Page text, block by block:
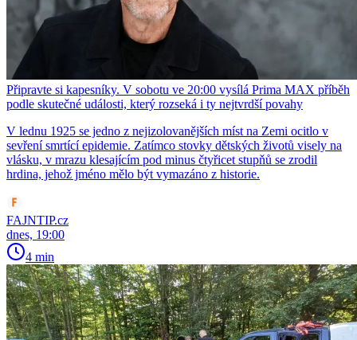
Připravte si kapesníky. V sobotu ve 20:00 vysílá Prima MAX příběh
podle skutečné události, který rozseká i ty nejtvrdší povahy
V lednu 1925 se jedno z nejizolovanějších míst na Zemi ocitlo v
sevření smrtící epidemie. Zatímco stovky dětských životů visely na
vlásku, v mrazu klesajícím pod minus čtyřicet stupňů se zrodil
hrdina, jehož jméno mělo být vymazáno z historie.
FAJNTIP.cz
dnes, 19:00
4 min